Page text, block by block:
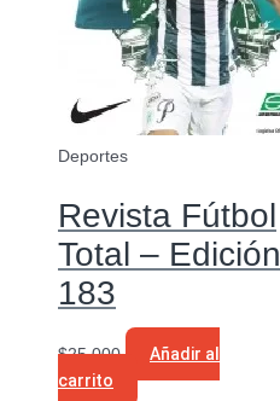
Deportes
Revista Fútbol
Total – Edición
183
$25.000
Añadir al
carrito